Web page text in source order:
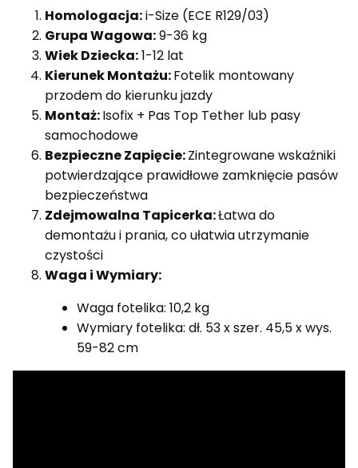
Homologacja:i-Size (ECE R129/03)
Grupa Wagowa:9-36 kg
Wiek Dziecka:1-12 lat
Kierunek Montażu:Fotelik montowany
przodem do kierunku jazdy
Montaż:Isofix + Pas Top Tether lub pasy
samochodowe
Bezpieczne Zapięcie:Zintegrowane wskaźniki
potwierdzające prawidłowe zamknięcie pasów
bezpieczeństwa
Zdejmowalna Tapicerka:Łatwa do
demontażu i prania, co ułatwia utrzymanie
czystości
Waga i Wymiary:
Waga fotelika: 10,2 kg
Wymiary fotelika: dł. 53 x szer. 45,5 x wys.
59-82 cm